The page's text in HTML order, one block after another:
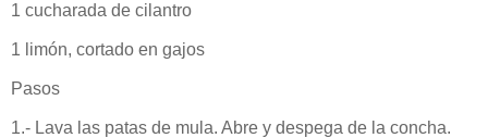
1 cucharada de cilantro
1 limón, cortado en gajos
Pasos
1.- Lava las patas de mula. Abre y despega de la concha.